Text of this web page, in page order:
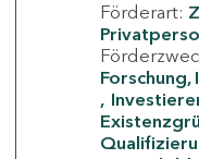
Förderart: